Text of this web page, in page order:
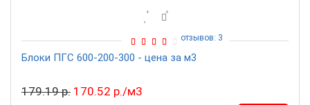
Блоки ПГС 600-200-300 - цена за м3
отзывов: 3
179.19 р. 170.52 р./м3